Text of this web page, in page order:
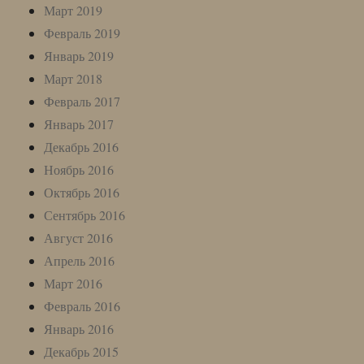
Март 2019
Февраль 2019
Январь 2019
Март 2018
Февраль 2017
Январь 2017
Декабрь 2016
Ноябрь 2016
Октябрь 2016
Сентябрь 2016
Август 2016
Апрель 2016
Март 2016
Февраль 2016
Январь 2016
Декабрь 2015